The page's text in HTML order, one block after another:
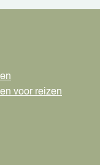
voor reizen